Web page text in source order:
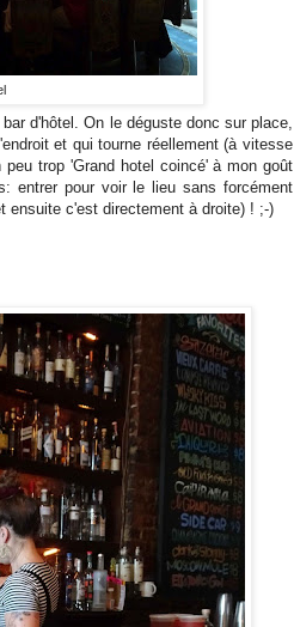
d'hôtel. On le déguste donc sur place,
et qui tourne réellement (à vitesse
trop 'Grand hotel coincé' à mon goût
entrer pour voir le lieu sans forcément
ensuite c'est directement à droite) ! ;-)